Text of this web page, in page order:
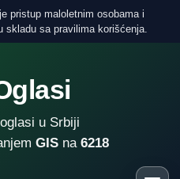
pristup maloletnim osobama i
skladu sa pravilima korišćenja.
u Srbiji
GIS na 6218